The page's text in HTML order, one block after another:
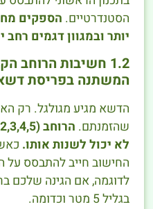
הסטנדרטיים. הספקים
יותר ובמגוון דגמים רחב
1.2 חשיבות הרוחב
המשתנה בפריסת
הדשא מגיע מגולגל. רק
שהזמנתם.
לא יכול לשנות אותו.
החישוב חייב להתבסס על
בגליל 5 מטר וכדומה.